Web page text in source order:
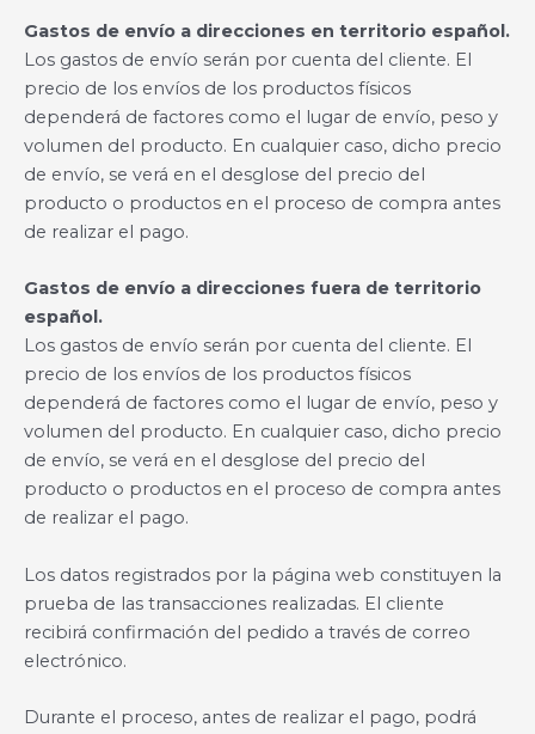
Gastos de envío a direcciones en territorio español.
Los gastos de envío serán por cuenta del cliente. El
precio de los envíos de los productos físicos
dependerá de factores como el lugar de envío, peso y
volumen del producto. En cualquier caso, dicho precio
de envío, se verá en el desglose del precio del
producto o productos en el proceso de compra antes
de realizar el pago.
Gastos de envío a direcciones fuera de territorio
español.
Los gastos de envío serán por cuenta del cliente. El
precio de los envíos de los productos físicos
dependerá de factores como el lugar de envío, peso y
volumen del producto. En cualquier caso, dicho precio
de envío, se verá en el desglose del precio del
producto o productos en el proceso de compra antes
de realizar el pago.
Los datos registrados por la página web constituyen la
prueba de las transacciones realizadas. El cliente
recibirá confirmación del pedido a través de correo
electrónico.
Durante el proceso, antes de realizar el pago, podrá